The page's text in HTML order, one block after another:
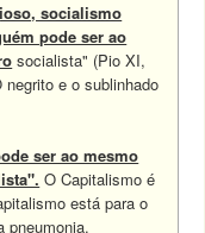
socialismo
pode ser ao
socialista" (Pio XI,
negrito e o sublinhado
ser ao mesmo
O Capitalismo é
está para o
pneumonia.